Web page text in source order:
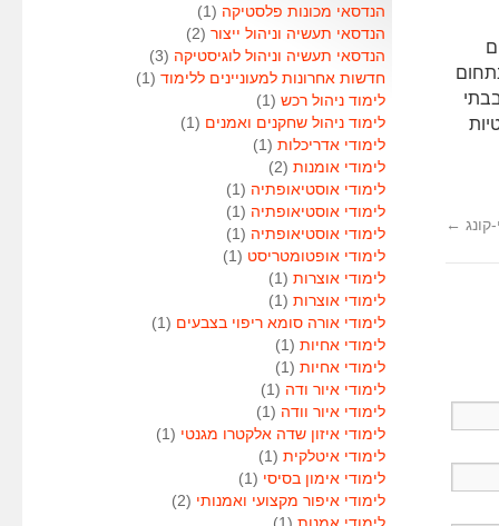
←
הנדסאי מכונות פלסטיקה (1)
הנדסאי תעשיה וניהול ייצור (2)
הנדסאי תעשיה וניהול לוגיסטיקה (3)
חדשות אחרונות למעוניינים ללימוד (1)
לימוד ניהול רכש (1)
לימוד ניהול שחקנים ואמנים (1)
לימודי אדריכלות (1)
לימודי אומנות (2)
לימודי אוסטיאופתיה (1)
לימודי אוסטיאופתיה (1)
לימודי אוסטיאופתיה (1)
לימודי אופטומטריסט (1)
לימודי אוצרות (1)
לימודי אוצרות (1)
לימודי אורה סומא ריפוי בצבעים (1)
לימודי אחיות (1)
לימודי אחיות (1)
לימודי איור ודה (1)
לימודי איור וודה (1)
לימודי איזון שדה אלקטרו מגנטי (1)
לימודי איטלקית (1)
לימודי אימון בסיסי (1)
לימודי איפור מקצועי ואמנותי (2)